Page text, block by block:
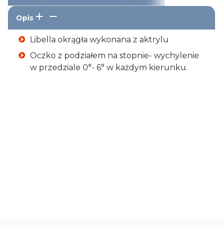
Opis
Libella okrągła wykonana z aktrylu
Oczko z podziałem na stopnie- wychylenie
w przedziale 0°- 6° w każdym kierunku.